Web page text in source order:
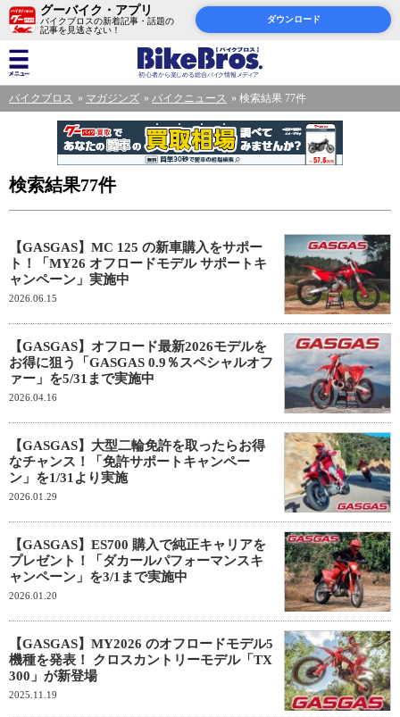
グーバイク・アプリ
バイクブロスの新着記事・話題の
記事を見逃さない！
ダウンロード
バイクブロス マガジンズ バイクニュース 検索結果 77件
検索結果77件
【GASGAS】MC 125 の新車購入をサポー
ト！「MY26 オフロードモデル サポートキ
ャンペーン」実施中
2026.06.15
【GASGAS】オフロード最新2026モデルを
お得に狙う「GASGAS 0.9％スペシャルオフ
ァー」を5/31まで実施中
2026.04.16
【GASGAS】大型二輪免許を取ったらお得
なチャンス！「免許サポートキャンペー
ン」を1/31より実施
2026.01.29
【GASGAS】ES700 購入で純正キャリアを
プレゼント！「ダカールパフォーマンスキ
ャンペーン」を3/1まで実施中
2026.01.20
【GASGAS】MY2026 のオフロードモデル5
機種を発表！ クロスカントリーモデル「TX
300」が新登場
2025.11.19